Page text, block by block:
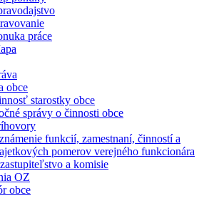
práce
obce
starostky obce
správy o činnosti obce
funkcií, zamestnaní, činností a
pomerov verejného funkcionára
a komisie
OZ
obce